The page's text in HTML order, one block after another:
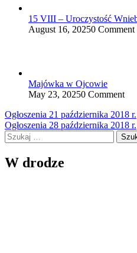
15 VIII – Uroczystość
August 16, 20250 Comment
Majówka w Ojcowie
May 23, 20250 Comment
Nawigacja
wpisu
Ogłoszenia 21 października 2018 r.
Ogłoszenia 28 października 2018 r.
Szukaj:
W drodze